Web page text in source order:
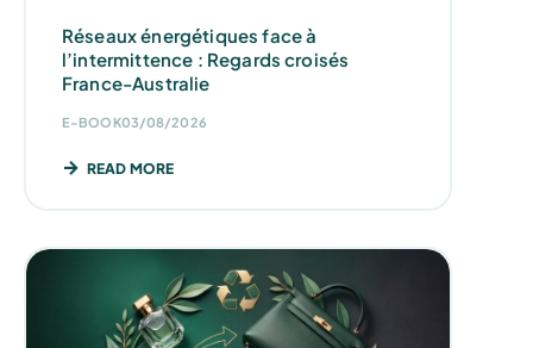
Réseaux énergétiques face à
l’intermittence : Regards croisés
France-Australie
E-BOOK03/08/2026
READ MORE